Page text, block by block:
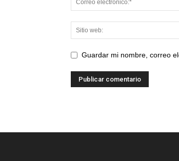
Guardar mi nombre, correo